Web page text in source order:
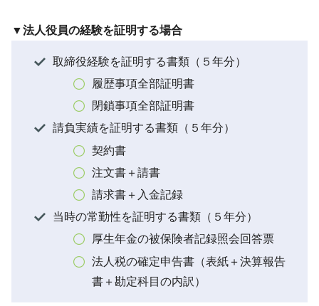
▼法人役員の経験を証明する場合
取締役経験を証明する書類（５年分）
履歴事項全部証明書
閉鎖事項全部証明書
請負実績を証明する書類（５年分）
契約書
注文書＋請書
請求書＋入金記録
当時の常勤性を証明する書類（５年分）
厚生年金の被保険者記録照会回答票
法人税の確定申告書（表紙＋決算報告
書＋勘定科目の内訳）